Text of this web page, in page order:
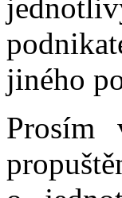
jiného
Prosím